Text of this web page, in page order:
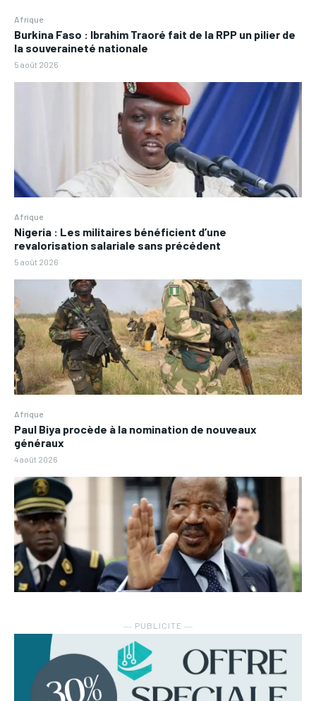
Afrique
Burkina Faso : Ibrahim Traoré fait de la RPP un pilier de
la souveraineté nationale
5 août 2026
Afrique
Nigeria : Les militaires bénéficient d’une
revalorisation salariale sans précédent
5 août 2026
Afrique
Paul Biya procède à la nomination de nouveaux
généraux
4 août 2026
― PUBLICITE ―